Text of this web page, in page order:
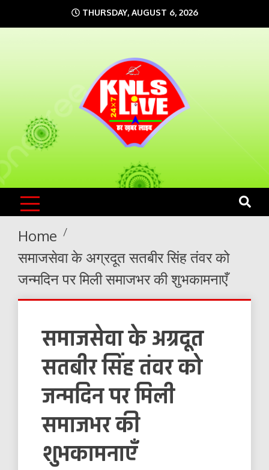
to
THURSDAY, AUGUST 6, 2026
KNLS LIVE
India`s No.1 News Portal
Home
समाजसेवा के अग्रदूत सतबीर सिंह तंवर को
जन्मदिन पर मिली समाजभर की शुभकामनाएँ
समाजसेवा के अग्रदूत
सतबीर सिंह तंवर को
जन्मदिन पर मिली
समाजभर की
शुभकामनाएँ